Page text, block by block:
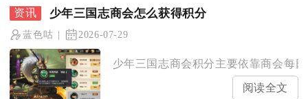
少年三国志商会怎么获得积分
蓝色咕 2026-07-29
少年三国志商会积分主要依靠商会每
阅读全文